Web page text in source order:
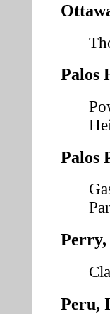
Palos
Palos
Perry,
Peru,